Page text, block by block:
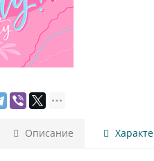
Описание